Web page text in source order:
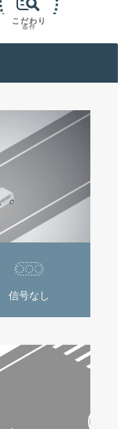
こだわり
条件
信号なし